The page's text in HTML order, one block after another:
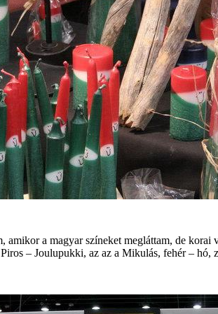
amikor a magyar színeket megláttam, de korai
– Joulupukki, az az a Mikulás, fehér – hó,